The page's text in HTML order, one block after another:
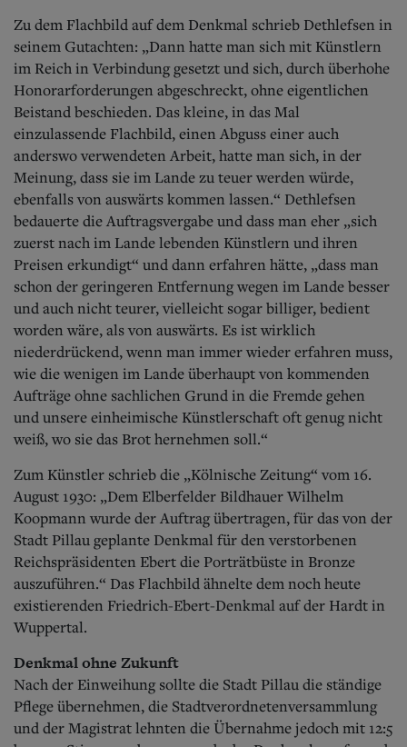
Zu dem Flachbild auf dem Denkmal schrieb Dethlefsen in
seinem Gutachten: „Dann hatte man sich mit Künstlern
im Reich in Verbindung gesetzt und sich, durch überhohe
Honorarforderungen abgeschreckt, ohne eigentlichen
Beistand beschieden. Das kleine, in das Mal
einzulassende Flachbild, einen Abguss einer auch
anderswo verwendeten Arbeit, hatte man sich, in der
Meinung, dass sie im Lande zu teuer werden würde,
ebenfalls von auswärts kommen lassen.“ Dethlefsen
bedauerte die Auftragsvergabe und dass man eher „sich
zuerst nach im Lande lebenden Künstlern und ihren
Preisen erkundigt“ und dann erfahren hätte, „dass man
schon der geringeren Entfernung wegen im Lande besser
und auch nicht teurer, vielleicht sogar billiger, bedient
worden wäre, als von auswärts. Es ist wirklich
niederdrückend, wenn man immer wieder erfahren muss,
wie die wenigen im Lande überhaupt von kommenden
Aufträge ohne sachlichen Grund in die Fremde gehen
und unsere einheimische Künstlerschaft oft genug nicht
weiß, wo sie das Brot hernehmen soll.“
Zum Künstler schrieb die „Kölnische Zeitung“ vom 16.
August 1930: „Dem Elberfelder Bildhauer Wilhelm
Koopmann wurde der Auftrag übertragen, für das von der
Stadt Pillau geplante Denkmal für den verstorbenen
Reichspräsidenten Ebert die Porträtbüste in Bronze
auszuführen.“ Das Flachbild ähnelte dem noch heute
existierenden Friedrich-Ebert-Denkmal auf der Hardt in
Wuppertal.
Denkmal ohne Zukunft
Nach der Einweihung sollte die Stadt Pillau die ständige
Pflege übernehmen, die Stadtverordnetenversammlung
und der Magistrat lehnten die Übernahme jedoch mit 12:5